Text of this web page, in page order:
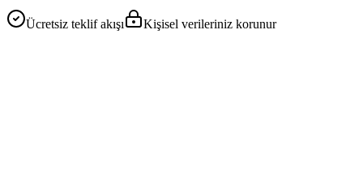
Ücretsiz teklif akışı Kişisel verileriniz korunur